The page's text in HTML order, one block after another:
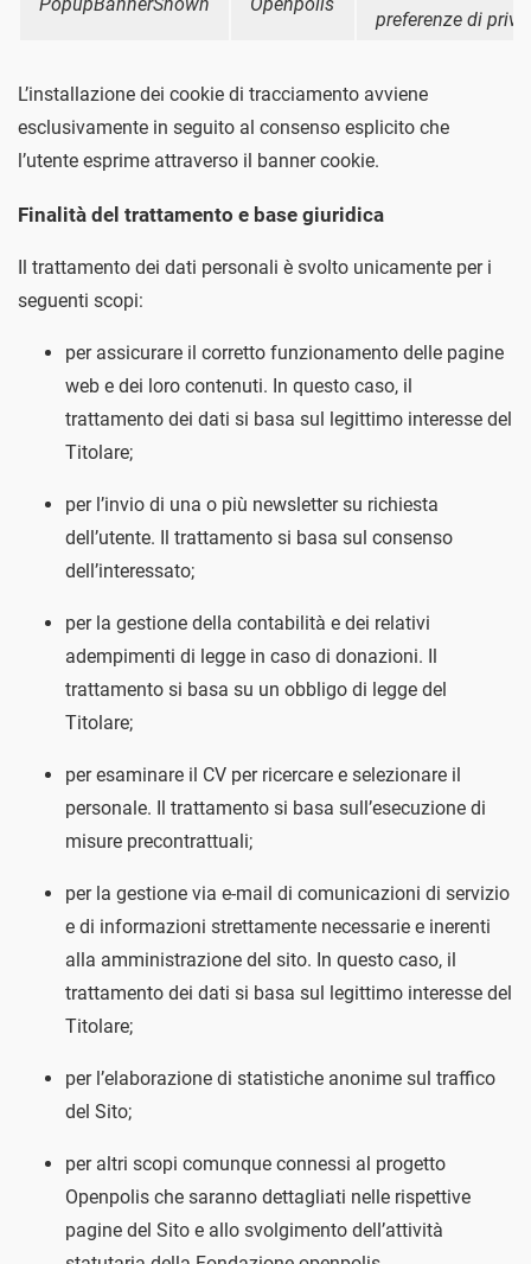
preferenze di
L’installazione dei cookie di tracciamento avviene
esclusivamente in seguito al consenso esplicito che
l’utente esprime attraverso il banner cookie.
Finalità del trattamento e base giuridica
Il trattamento dei dati personali è svolto unicamente per i
seguenti scopi:
per assicurare il corretto funzionamento delle pagine
web e dei loro contenuti. In questo caso, il
trattamento dei dati si basa sul legittimo interesse del
Titolare;
per l’invio di una o più newsletter su richiesta
dell’utente. Il trattamento si basa sul consenso
dell’interessato;
per la gestione della contabilità e dei relativi
adempimenti di legge in caso di donazioni. Il
trattamento si basa su un obbligo di legge del
Titolare;
per esaminare il CV per ricercare e selezionare il
personale. Il trattamento si basa sull’esecuzione di
misure precontrattuali;
per la gestione via e-mail di comunicazioni di servizio
e di informazioni strettamente necessarie e inerenti
alla amministrazione del sito. In questo caso, il
trattamento dei dati si basa sul legittimo interesse del
Titolare;
per l’elaborazione di statistiche anonime sul traffico
del Sito;
per altri scopi comunque connessi al progetto
Openpolis che saranno dettagliati nelle rispettive
pagine del Sito e allo svolgimento dell’attività